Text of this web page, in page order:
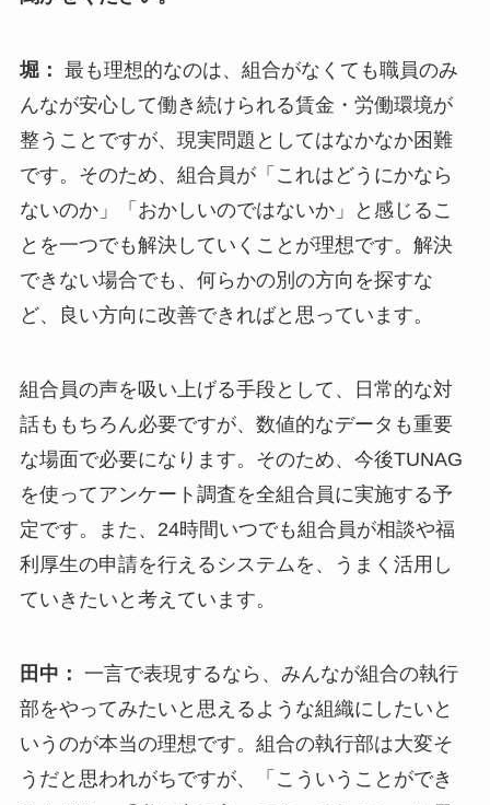
堀： 最も理想的なのは、組合がなくても職員のみ
んなが安心して働き続けられる賃金・労働環境が
整うことですが、現実問題としてはなかなか困難
です。そのため、組合員が「これはどうにかなら
ないのか」「おかしいのではないか」と感じるこ
とを一つでも解決していくことが理想です。解決
できない場合でも、何らかの別の方向を探すな
ど、良い方向に改善できればと思っています。
組合員の声を吸い上げる手段として、日常的な対
話ももちろん必要ですが、数値的なデータも重要
な場面で必要になります。そのため、今後TUNAG
を使ってアンケート調査を全組合員に実施する予
定です。また、24時間いつでも組合員が相談や福
利厚生の申請を行えるシステムを、うまく活用し
ていきたいと考えています。
田中： 一言で表現するなら、みんなが組合の執行
部をやってみたいと思えるような組織にしたいと
いうのが本当の理想です。組合の執行部は大変そ
うだと思われがちですが、「こういうことができ